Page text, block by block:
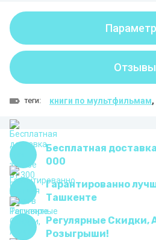
Отзывы
теги: книги по мультфильмам,
Бесплатная
000
Гарантированно
Ташкенте
Регулярные Скидки,
Розыгрыши!